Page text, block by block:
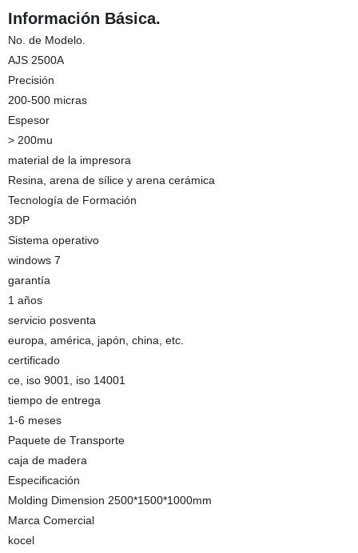
Información Básica.
No. de Modelo.
AJS 2500A
Precisión
200-500 micras
Espesor
> 200mu
material de la impresora
Resina, arena de sílice y arena cerámica
Tecnología de Formación
3DP
Sistema operativo
windows 7
garantía
1 años
servicio posventa
europa, américa, japón, china, etc.
certificado
ce, iso 9001, iso 14001
tiempo de entrega
1-6 meses
Paquete de Transporte
caja de madera
Especificación
Molding Dimension 2500*1500*1000mm
Marca Comercial
kocel